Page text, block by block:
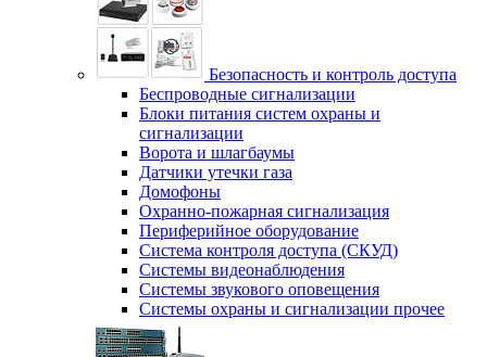
Безопасность и контроль доступа
Беспроводные сигнализации
Блоки питания систем охраны и
сигнализации
Ворота и шлагбаумы
Датчики утечки газа
Домофоны
Охранно-пожарная сигнализация
Периферийное оборудование
Система контроля доступа (СКУД)
Системы видеонаблюдения
Системы звукового оповещения
Системы охраны и сигнализации прочее